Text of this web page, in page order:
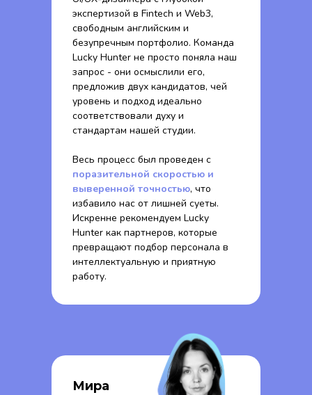
Мира
экспертизой в Fintech и Web3,
свободным английским и
безупречным портфолио. Команда
Lucky Hunter не просто поняла наш
запрос - они осмыслили его,
предложив двух кандидатов, чей
уровень и подход идеально
соответствовали духу и
стандартам нашей студии.
Весь процесс был проведен с
поразительной скоростью и
выверенной точностью, что
избавило нас от лишней суеты.
Искренне рекомендуем Lucky
Hunter как партнеров, которые
превращают подбор персонала в
интеллектуальную и приятную
работу.